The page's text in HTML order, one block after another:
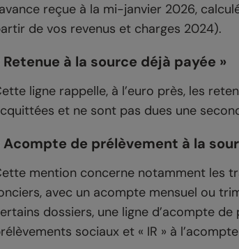
reçue à la mi-janvier 2026,
de vos revenus et charges 2024).
Retenue à la source déjà payée »
ligne rappelle, à l’euro près, les
et ne sont pas dues une
Acompte de prélèvement à la
mention concerne notamment les
avec un acompte mensuel ou
dossiers, une ligne d’acompte
sociaux et « IR » à